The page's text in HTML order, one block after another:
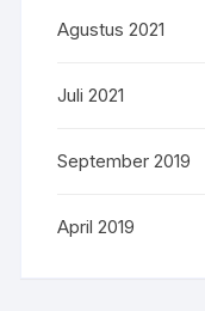
Agustus 2021
Juli 2021
September 2019
April 2019